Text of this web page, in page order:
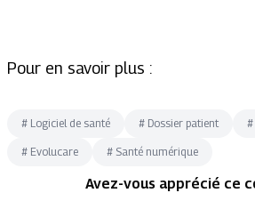
Pour en savoir plus :
# Logiciel de santé # Dossier patient #
# Evolucare # Santé numérique
Avez-vous apprécié ce